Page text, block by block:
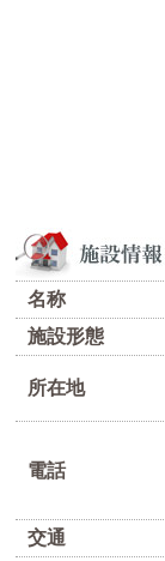
名称
施設形態
所在地
電話
交通